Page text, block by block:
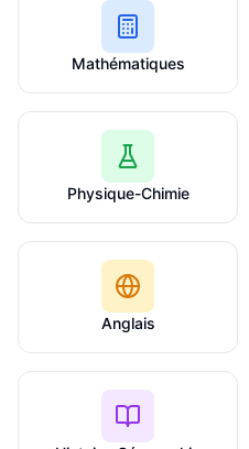
Mathématiques
Physique-Chimie
Anglais